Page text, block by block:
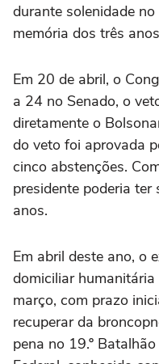
durante solenidade
memória dos três
Em 20 de abril, o
a 24 no Senado, o
diretamente o
do veto foi aprovada
cinco abstenções.
presidente poderia
anos.
Em abril deste ano, o
domiciliar
março, com prazo
recuperar da
pena no 19.º